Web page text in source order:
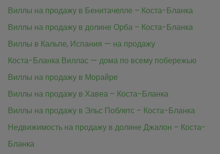
Виллы на продажу в Бенитачелле – Коста-Бланка
Виллы на продажу в долине Орба – Коста-Бланка
Виллы в Кальпе, Испания — на продажу
Коста-Бланка Виллас — дома по всему побережью
Виллы на продажу в Морайре
Виллы на продажу в Хавеа – Коста-Бланка
Виллы на продажу в Эльс Поблетс – Коста-Бланка
Недвижимость на продажу в долине Джалон – Коста-
Бланка